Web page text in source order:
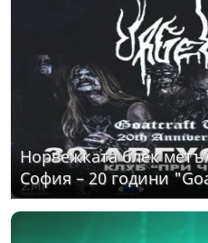
Норвежката блек
София – 20 години